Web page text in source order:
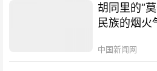
胡同里的“
民族的烟火
中国新闻网